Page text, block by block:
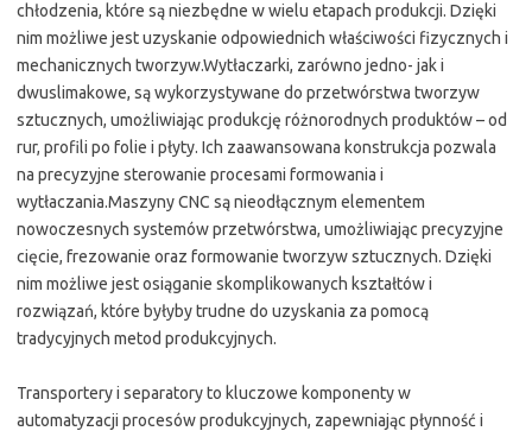
chłodzenia, które są niezbędne w wielu etapach produkcji. Dzięki
nim możliwe jest uzyskanie odpowiednich właściwości fizycznych i
mechanicznych tworzyw.Wytłaczarki, zarówno jedno- jak i
dwuslimakowe, są wykorzystywane do przetwórstwa tworzyw
sztucznych, umożliwiając produkcję różnorodnych produktów – od
rur, profili po folie i płyty. Ich zaawansowana konstrukcja pozwala
na precyzyjne sterowanie procesami formowania i
wytłaczania.Maszyny CNC są nieodłącznym elementem
nowoczesnych systemów przetwórstwa, umożliwiając precyzyjne
cięcie, frezowanie oraz formowanie tworzyw sztucznych. Dzięki
nim możliwe jest osiąganie skomplikowanych kształtów i
rozwiązań, które byłyby trudne do uzyskania za pomocą
tradycyjnych metod produkcyjnych.
Transportery i separatory to kluczowe komponenty w
automatyzacji procesów produkcyjnych, zapewniając płynność i